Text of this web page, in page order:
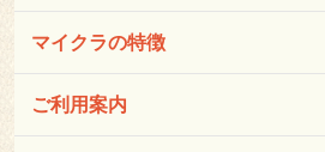
マイクラの特徴
ご利用案内